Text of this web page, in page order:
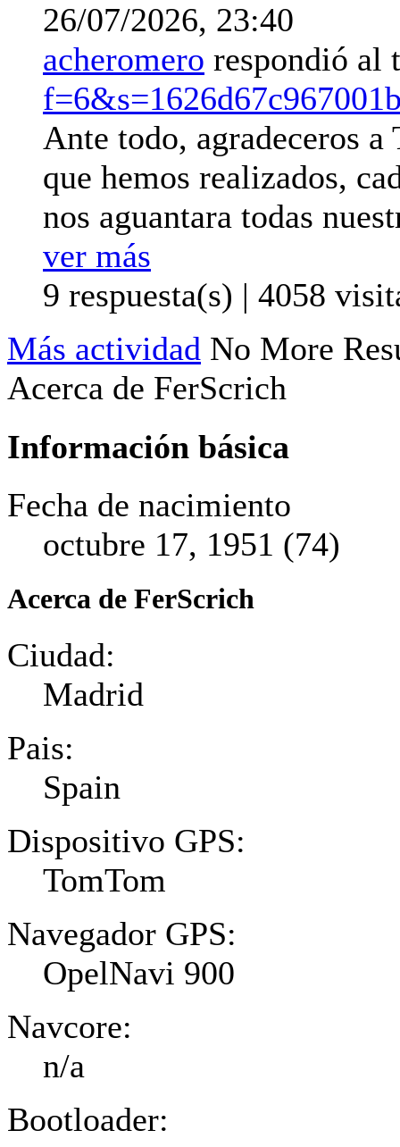
26/07/2026, 23:40
acheromero respondió al
Ante todo, agradeceros
que hemos realizados,
nos aguantara todas
ver más
9 respuesta(s) | 4058
Más actividad No More
Acerca de FerScrich
Información básica
Fecha de nacimiento
octubre 17, 1951 (74)
Acerca de FerScrich
Ciudad:
Madrid
Pais:
Spain
Dispositivo GPS:
TomTom
Navegador GPS:
OpelNavi 900
Navcore:
n/a
Bootloader: